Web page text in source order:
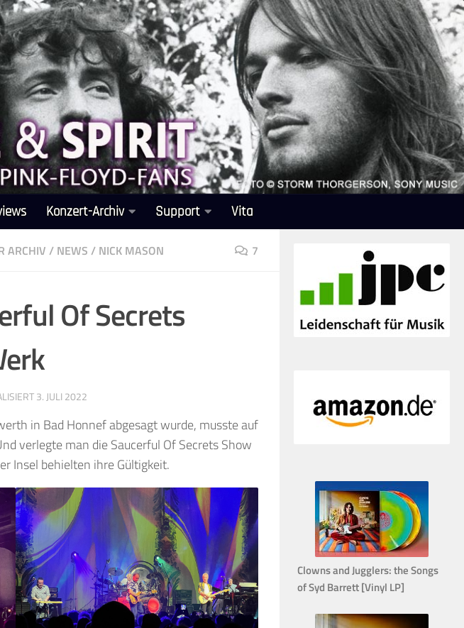
Konzert-Archiv Support Vita
ARCHIV / NEWS / NICK MASON 7
Of Secrets
3. JULI 2022
in Bad Honnef abgesagt wurde, musste auf
verlegte man die Saucerful Of Secrets Show
Insel behielten ihre Gültigkeit.
Clowns and Jugglers: the Songs
of Syd Barrett [Vinyl LP]